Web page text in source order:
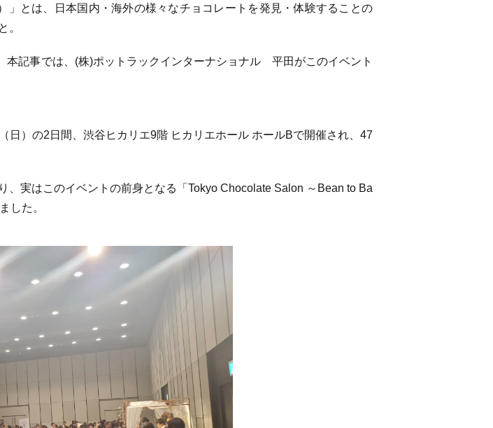
」とは、日本国内・海外の様々なチョコレートを発見・体験することの
。
記事では、(株)ポットラックインターナショナル 平田がこのイベント
）の2日間、渋谷ヒカリエ9階 ヒカリエホール ホールBで開催され、47
実はこのイベントの前身となる「Tokyo Chocolate Salon ～Bean to Ba
した。